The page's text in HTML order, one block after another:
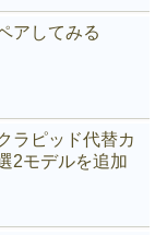
アしてみる
ラピッド代替カ
2モデルを追加